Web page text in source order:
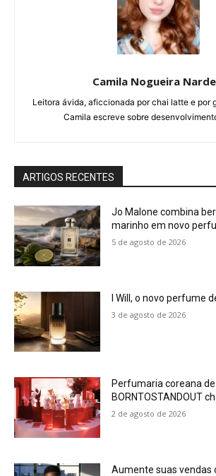
Camila Nogueira
Leitora ávida, aficcionada por chai latte e por
Camila escreve sobre
ARTIGOS RECENTES
Jo Malone combina
marinho em novo
5 de agosto de 2026
I Will, o novo perfume
3 de agosto de 2026
Perfumaria coreana
BORNTOSTANDOUT
2 de agosto de 2026
Aumente suas vendas